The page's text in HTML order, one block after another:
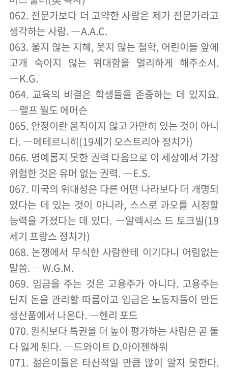
062. 전문가보다 더 고약한 사람은 제가 전문가라고
생각하는 사람. ―A.A.C.
063. 울지 않는 지혜, 웃지 않는 철학, 어린이들 앞에
고개 숙이지 않는 위대함을 멀리하게 해주소서.
―K.G.
064. 교육의 비결은 학생들을 존중하는 데 있지요.
―랠프 월도 에머슨
065. 안정이란 움직이지 않고 가만히 있는 것이 아니
다. ―메테르니히(19세기 오스트리아 정치가)
066. 명예롭지 못한 권력 다음으로 이 세상에서 가장
위험한 것은 유머 없는 권력. ―E.S.
067. 미국의 위대성은 다른 어떤 나라보다 더 개명되
었다는 데 있는 것이 아니라, 스스로 과오를 시정할
능력을 가졌다는 데 있다. ―알렉시스 드 토크빌(19
세기 프랑스 정치가)
068. 논쟁에서 무식한 사람한테 이기다니 어림없는
말씀. ―W.G.M.
069. 임금을 주는 것은 고용주가 아니다. 고용주는
단지 돈을 관리할 따름이고 임금은 노동자들이 만든
생산품에서 나온다. ―헨리 포드
070. 원칙보다 특권을 더 높이 평가하는 사람은 곧 둘
다 잃게 된다. ―드와이트 D.아이젠하워
071. 젊은이들은 타산적일 만큼 많이 알지 못한다.